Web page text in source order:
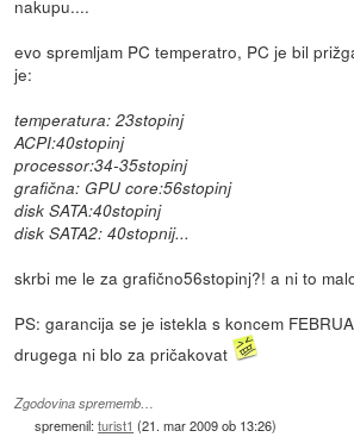
nakupu....
evo spremljam PC temperatro, PC je bil
je:
temperatura: 23stopinj
ACPI:40stopinj
processor:34-35stopinj
grafična: GPU core:56stopinj
disk SATA:40stopinj
disk SATA2: 40stopnij...
skrbi me le za grafično56stopinj?! a ni to
PS: garancija se je istekla s koncem
drugega ni blo za pričakovat
Zgodovina sprememb…
spremenil:turist1 (21. mar 2009 ob 13:26)